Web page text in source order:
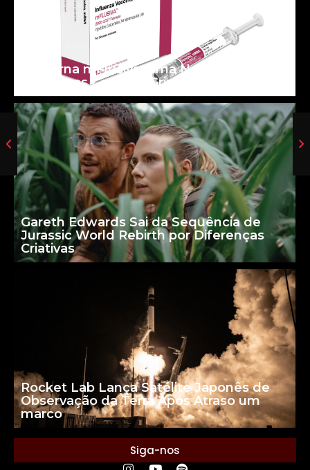
Moderna mFlusiva: uma Nova Era para
as Vacinas Contra a Gripe
Gareth Edwards Sai da Sequência de
Jurassic World Rebirth por Diferenças
Criativas
Rocket Lab Lança Satélite Japonês de
Observação da Terra Após Atraso um
marco
Siga-nos